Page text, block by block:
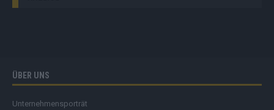
ÜBER UNS
Unternehmensporträt